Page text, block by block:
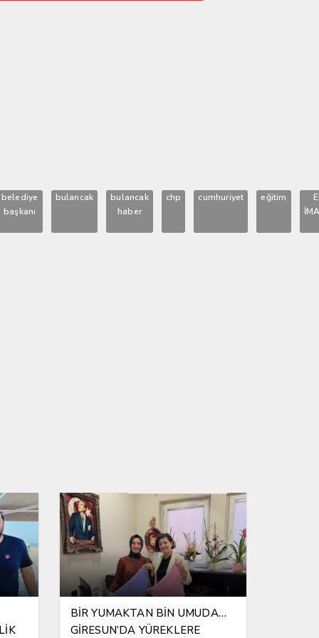
belediye
başkanı
bulancak
bulancak
haber
chp cumhuriyet eğitim
KAVUŞUYOR
BİR YUMAKTAN BİN UMUDA…
GİRESUN’DA YÜREKLERE